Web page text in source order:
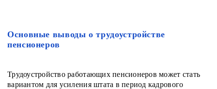
Основные выводы о трудоустройстве
пенсионеров
Трудоустройство работающих пенсионеров может стать
вариантом для усиления штата в период кадрового